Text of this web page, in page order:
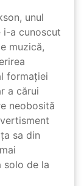
unul
a cunoscut
muzică,
formației
a cărui
neobosită
sa din
solo de la